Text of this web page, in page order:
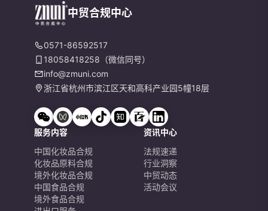
中贸合规中心
0571-86592517
18058418258（微信同号）
info@zmuni.com
浙江省杭州市滨江区天和高科产业园5幢18层
服务内容
中国化妆品合规
化妆品原料合规
境外化妆品合规
中国食品合规
境外食品合规
资讯中心
法规速递
行业洞察
中贸动态
活动会议